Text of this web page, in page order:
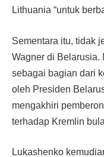
Lithuania “untuk
Sementara itu, tidak
Wagner di Belarusia.
sebagai bagian dari
oleh Presiden
mengakhiri
terhadap Kremlin
Lukashenko